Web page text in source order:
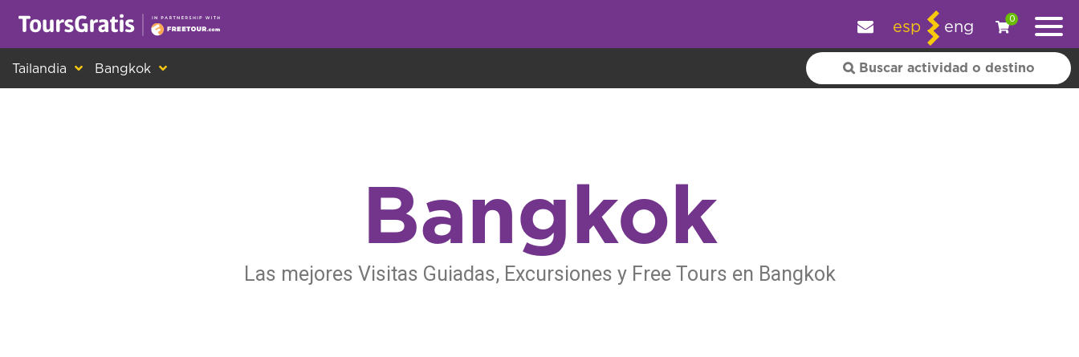
esp eng
0
Tailandia Bangkok
Bangkok
Las mejores Visitas Guiadas, Excursiones y Free Tours en Bangkok
¡Este es otro mensaje sobre las cookies! Todo el mundo come galletas, pero nosotros las utilizamos para mejorar el servicio y personalizar tu experiencia. + información